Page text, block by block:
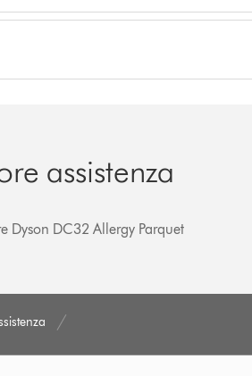
assistenza
Dyson DC32 Allergy Parquet